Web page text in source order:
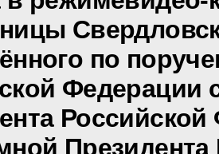
по
Федерации
Президента